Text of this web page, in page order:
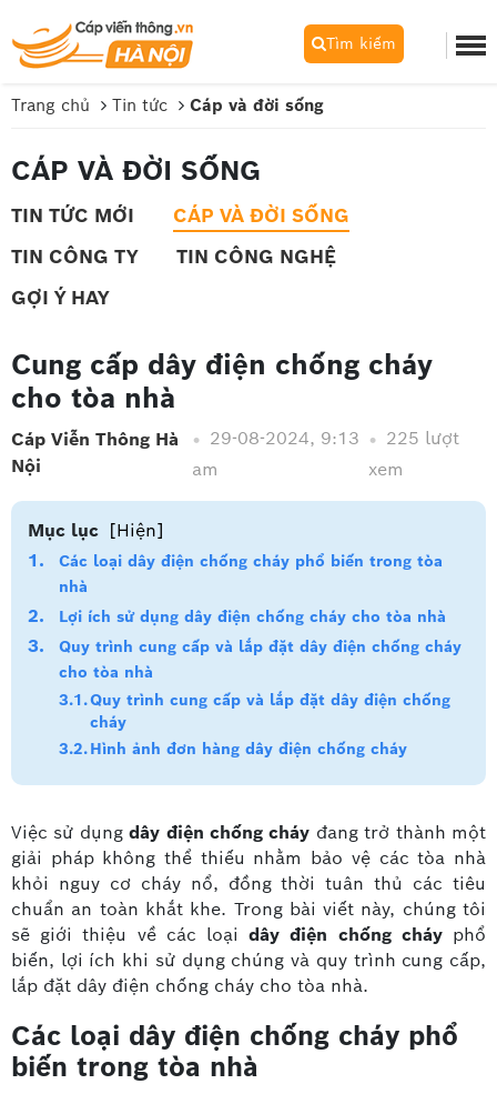
Tìm kiếm
Trang chủ Tin tức Cáp và đời sống
CÁP VÀ ĐỜI SỐNG
TIN TỨC MỚI
CÁP VÀ ĐỜI SỐNG
TIN CÔNG TY
TIN CÔNG NGHỆ
GỢI Ý HAY
Cung cấp dây điện chống cháy
cho tòa nhà
Cáp Viễn Thông Hà
Nội
29-08-2024, 9:13
am
225 lượt
xem
Mục lục [Hiện]
Các loại dây điện chống cháy phổ biến trong tòa
nhà
Lợi ích sử dụng dây điện chống cháy cho tòa nhà
Quy trình cung cấp và lắp đặt dây điện chống cháy
cho tòa nhà
Quy trình cung cấp và lắp đặt dây điện chống
cháy
Hình ảnh đơn hàng dây điện chống cháy
Việc sử dụngdây điện chống cháy đang trở thành một
giải pháp không thể thiếu nhằm bảo vệ các tòa nhà
khỏi nguy cơ cháy nổ, đồng thời tuân thủ các tiêu
chuẩn an toàn khắt khe. Trong bài viết này, chúng tôi
sẽ giới thiệu về các loạidây điện chống cháyphổ
biến, lợi ích khi sử dụng chúng và quy trình cung cấp,
lắp đặt dây điện chống cháy cho tòa nhà.
Các loại dây điện chống cháy phổ
biến trong tòa nhà